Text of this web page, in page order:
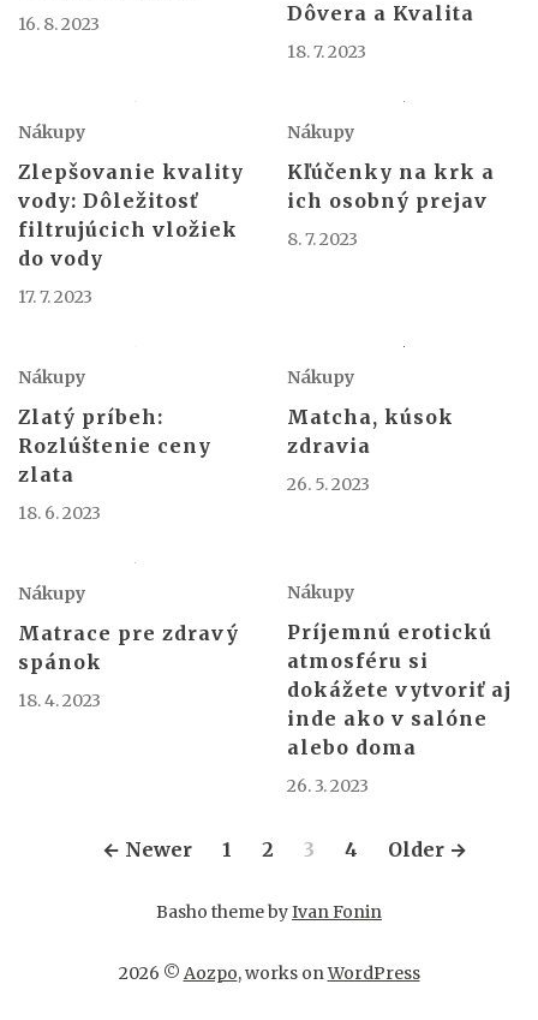
16. 8. 2023
Dôvera a Kvalita
18. 7. 2023
Nákupy
Zlepšovanie kvality
vody: Dôležitosť
filtrujúcich vložiek
do vody
17. 7. 2023
Nákupy
Kľúčenky na krk a
ich osobný prejav
8. 7. 2023
Nákupy
Zlatý príbeh:
Rozlúštenie ceny
zlata
18. 6. 2023
Nákupy
Matcha, kúsok
zdravia
26. 5. 2023
Nákupy
Matrace pre zdravý
spánok
18. 4. 2023
Nákupy
Príjemnú erotickú
atmosféru si
dokážete vytvoriť aj
inde ako v salóne
alebo doma
26. 3. 2023
Stránkování
příspěvků
← Newer 1 2 3 4 Older →
2026 © Aozpo, works onWordPress
Basho theme byIvan Fonin